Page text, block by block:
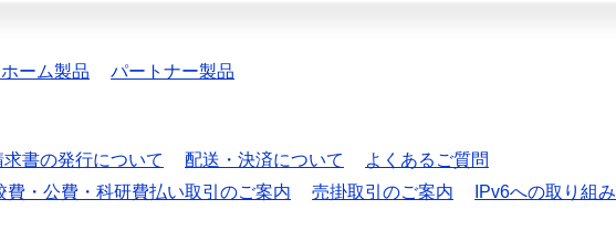
ーム製品 パートナー製品
書の発行について 配送・決済について
よくあるご質問
費・公費・科研費払い取引のご案内 売掛取引のご案内
IPv6への取り組み